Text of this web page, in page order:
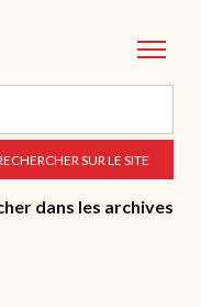
dans les archives